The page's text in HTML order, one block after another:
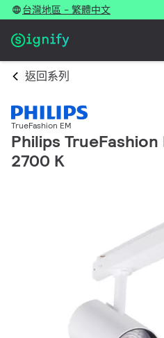
台灣地區 - 繁體中文
返回系列
TrueFashion EM
Philips TrueFashion
2700 K